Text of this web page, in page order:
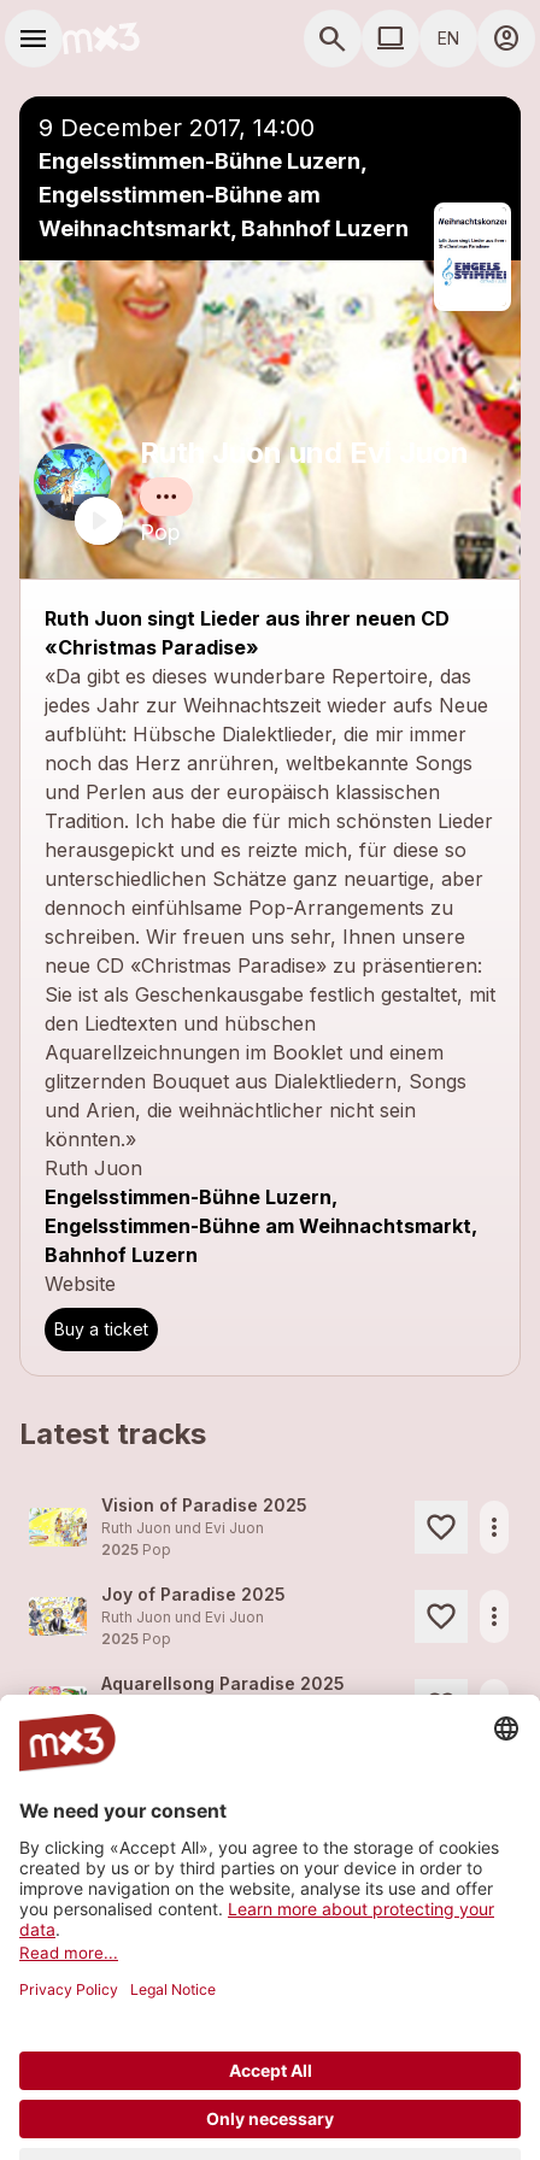
menu search COMPUTER USE
computer EN account_circle
close
9 December 2017, 14:00
Engelsstimmen-Bühne Luzern,
Engelsstimmen-Bühne am
Weihnachtsmarkt, Bahnhof Luzern
Ruth Juon und Evi Juon
Pop
Ruth Juon singt Lieder aus ihrer neuen CD
«Christmas Paradise»
«Da gibt es dieses wunderbare Repertoire, das
jedes Jahr zur Weihnachtszeit wieder aufs Neue
aufblüht: Hübsche Dialektlieder, die mir immer
noch das Herz anrühren, weltbekannte Songs
und Perlen aus der europäisch klassischen
Tradition. Ich habe die für mich schönsten Lieder
herausgepickt und es reizte mich, für diese so
unterschiedlichen Schätze ganz neuartige, aber
dennoch einfühlsame Pop-Arrangements zu
schreiben. Wir freuen uns sehr, Ihnen unsere
neue CD «Christmas Paradise» zu präsentieren:
Sie ist als Geschenkausgabe festlich gestaltet, mit
den Liedtexten und hübschen
Aquarellzeichnungen im Booklet und einem
glitzernden Bouquet aus Dialektliedern, Songs
und Arien, die weihnächtlicher nicht sein
könnten.»
Ruth Juon
Engelsstimmen-Bühne Luzern,
Engelsstimmen-Bühne am Weihnachtsmarkt,
Bahnhof Luzern
Website
Buy a ticket
Latest tracks
Vision of Paradise 2025
Ruth Juon und Evi Juon
2025 Pop
more_horiz
Joy of Paradise 2025
Ruth Juon und Evi Juon
2025 Pop
more_horiz
Aquarellsong Paradise 2025
2025
2018Pop
Drei Haselnüsse für Aschenbrödel
Ruth Juon und Evi Juon
2017Pop
more_horiz
Add to a playlist close